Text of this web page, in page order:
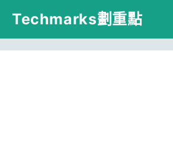
跳
主
Techmarks劃重點